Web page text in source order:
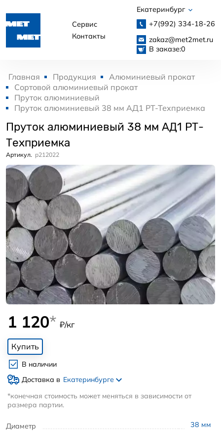
Сервис
Контакты
Екатеринбург
+7(992) 334-18-26
zakaz@met2met.ru
В заказе:0
Главная Продукция
Алюминиевый прокат
Сортовой алюминиевый прокат
Пруток алюминиевый
Пруток алюминиевый 38 мм АД1 РТ-Техприемка
Пруток алюминиевый 38 мм АД1 РТ-
Техприемка
Артикул. p212022
Диаметр 38 мм
1 120* ₽/кг
Купить
В наличии
Доставка в Екатеринбурге
*конечная стоимость может меняться в зависимости от
размера партии.